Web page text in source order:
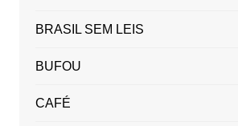
BRASIL SEM LEIS
BUFOU
CAFÉ